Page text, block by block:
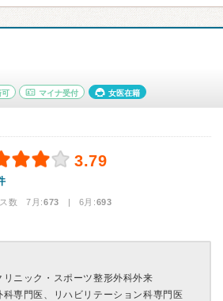
可 マイナ受付 女医在籍
3.79
数 7月:673 | 6月:693
リニック・スポーツ整形外科外来
科専門医、リハビリテーション科専門医